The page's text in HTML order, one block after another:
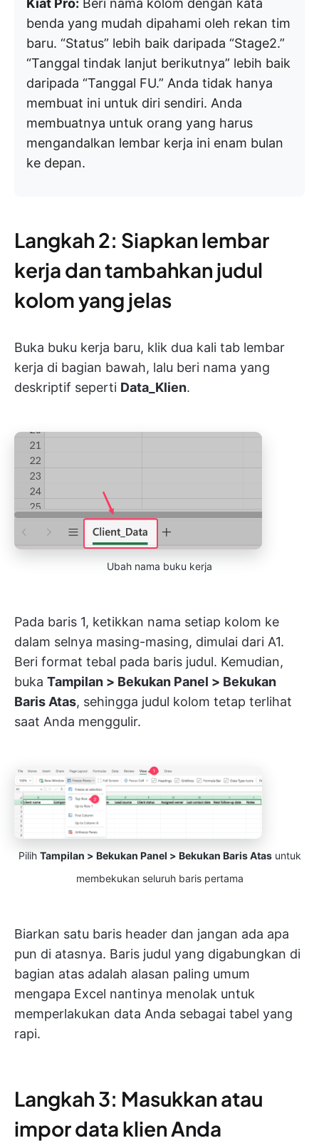
Kiat Pro: Beri nama kolom dengan kata
benda yang mudah dipahami oleh rekan tim
baru. “Status” lebih baik daripada “Stage2.”
“Tanggal tindak lanjut berikutnya” lebih baik
daripada “Tanggal FU.” Anda tidak hanya
membuat ini untuk diri sendiri. Anda
membuatnya untuk orang yang harus
mengandalkan lembar kerja ini enam bulan
ke depan.
Langkah 2: Siapkan lembar
kerja dan tambahkan judul
kolom yang jelas
Buka buku kerja baru, klik dua kali tab lembar
kerja di bagian bawah, lalu beri nama yang
deskriptif seperti Data_Klien.
Ubah nama buku kerja
Pada baris 1, ketikkan nama setiap kolom ke
dalam selnya masing-masing, dimulai dari A1.
Beri format tebal pada baris judul. Kemudian,
buka Tampilan > Bekukan Panel > Bekukan
Baris Atas, sehingga judul kolom tetap terlihat
saat Anda menggulir.
Pilih Tampilan > Bekukan Panel > Bekukan Baris Atasuntuk
membekukan seluruh baris pertama
Biarkan satu baris header dan jangan ada apa
pun di atasnya. Baris judul yang digabungkan di
bagian atas adalah alasan paling umum
mengapa Excel nantinya menolak untuk
memperlakukan data Anda sebagai tabel yang
rapi.
Langkah 3: Masukkan atau
impor data klien Anda